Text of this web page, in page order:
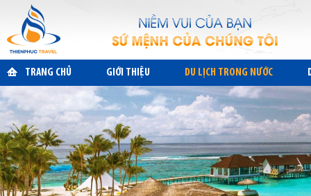
TRANG CHỦ GIỚI THIỆU DU LỊCH TRONG NƯỚC